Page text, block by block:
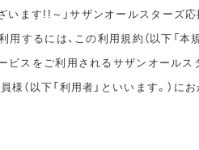
ます!!～」サザンオールスターズ
用するには、この利用規約（以下「本
ビスをご利用されるサザンオールス
（以下「利用者」といいます。）に